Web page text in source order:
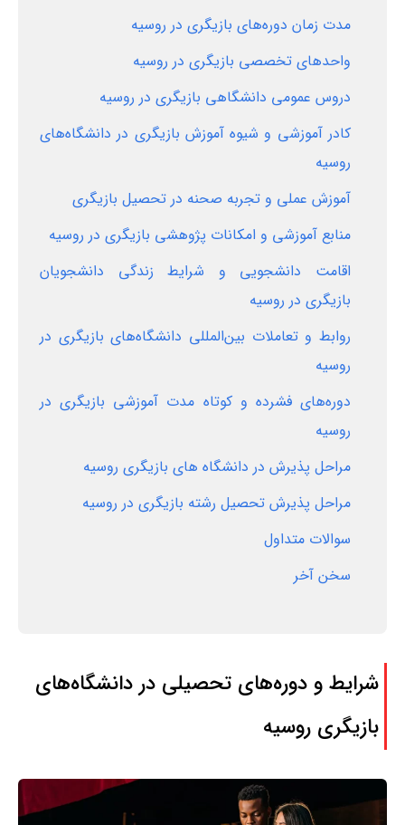
مدت زمان دوره‌های بازیگری در روسیه
واحدهای تخصصی بازیگری در روسیه
دروس عمومی دانشگاهی بازیگری در روسیه
کادر آموزشی و شیوه آموزش بازیگری در دانشگاه‌های
روسیه
آموزش عملی و تجربه صحنه در تحصیل بازیگری
منابع آموزشی و امکانات پژوهشی بازیگری در روسیه
اقامت دانشجویی و شرایط زندگی دانشجویان
بازیگری در روسیه
روابط و تعاملات بین‌المللی دانشگاه‌های بازیگری در
روسیه
دوره‌های فشرده و کوتاه مدت آموزشی بازیگری در
روسیه
مراحل پذیرش در دانشگاه های بازیگری روسیه
مراحل پذیرش تحصیل رشته بازیگری در روسیه
سوالات متداول
سخن آخر
شرایط و دوره‌های تحصیلی در دانشگاه‌های
بازیگری روسیه